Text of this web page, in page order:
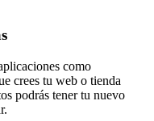
como
crees tu web o tienda
podrás tener tu nuevo